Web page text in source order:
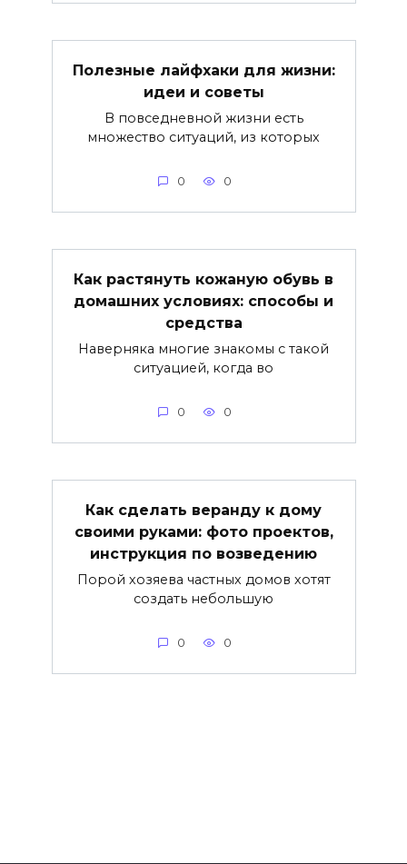
Полезные лайфхаки для жизни:
идеи и советы
В повседневной жизни есть
множество ситуаций, из которых
0 0
Как растянуть кожаную обувь в
домашних условиях: способы и
средства
Наверняка многие знакомы с такой
ситуацией, когда во
0 0
Как сделать веранду к дому
своими руками: фото проектов,
инструкция по возведению
Порой хозяева частных домов хотят
создать небольшую
0 0